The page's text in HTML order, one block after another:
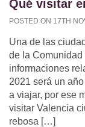
Qué visitar
POSTED ON 17TH
Una de las
de la
informaciones
2021 será un
a viajar, por ese
visitar Valencia
rebosa […]